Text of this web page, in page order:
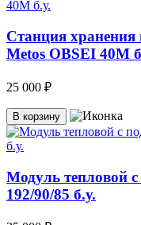
Станция
Metos OBSEI 40M
25 000 ₽
В корзину
Модуль тепловой
192/90/85 б.у.